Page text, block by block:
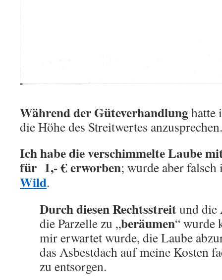
Während der Güteverhandlunghatte
die Höhe des Streitwertes anzusprechen.
Ich habe die verschimmelte Laube
für 1,- € erworben; wurde aber
Wild.
Durch diesen Rechtsstreitund die
die Parzelle zu „beräumen“ wurde
mir erwartet wurde, die Laube
das Asbestdach auf meine Kosten
zu entsorgen.